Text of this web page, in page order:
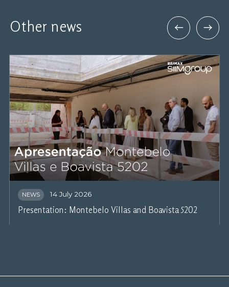
Other news
NEWS 14 July 2026
Presentation: Montebelo Villas and Boavista 5202